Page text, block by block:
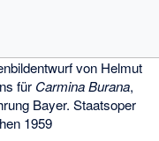
von Helmut
für Carmina Burana,
Bayer. Staatsoper
1959